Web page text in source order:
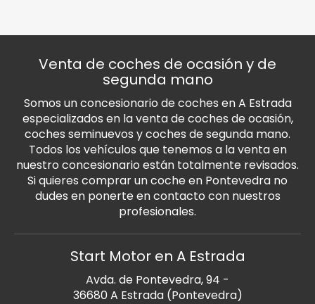
Venta de coches de ocasión y de
segunda mano
Somos un concesionario de coches en A Estrada
especializados en la venta de coches de ocasión,
coches seminuevos y coches de segunda mano.
Todos los vehículos que tenemos a la venta en
nuestro concesionario están totalmente revisados.
Si quieres comprar un coche en Pontevedra no
dudes en ponerte en contacto con nuestros
profesionales.
Start Motor en A Estrada
Avda. de Pontevedra, 94 -
36680 A Estrada (Pontevedra)